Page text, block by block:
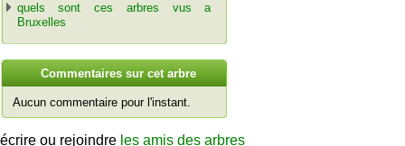
quels sont ces arbres vus a
Bruxelles
Commentaires sur cet arbre
Aucun commentaire pour l'instant.
écrire ou rejoindre les amis des arbres